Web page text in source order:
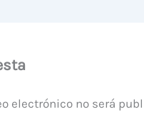
electrónico no será